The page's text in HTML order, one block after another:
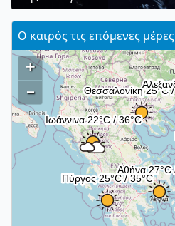
Ο καιρός τις επόμενες μέρες
+
–